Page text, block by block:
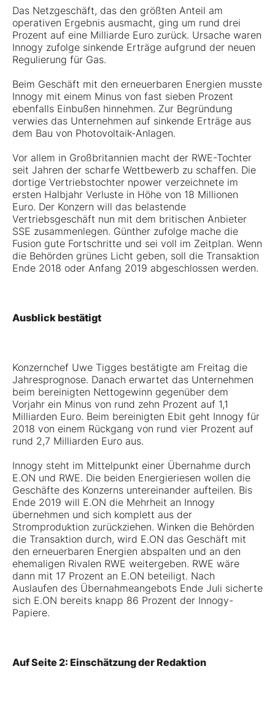
Das Netzgeschäft, das den größten Anteil am
operativen Ergebnis ausmacht, ging um rund drei
Prozent auf eine Milliarde Euro zurück. Ursache waren
Innogy zufolge sinkende Erträge aufgrund der neuen
Regulierung für Gas.
Beim Geschäft mit den erneuerbaren Energien musste
Innogy mit einem Minus von fast sieben Prozent
ebenfalls Einbußen hinnehmen. Zur Begründung
verwies das Unternehmen auf sinkende Erträge aus
dem Bau von Photovoltaik-Anlagen.
Vor allem in Großbritannien macht der RWE-Tochter
seit Jahren der scharfe Wettbewerb zu schaffen. Die
dortige Vertriebstochter npower verzeichnete im
ersten Halbjahr Verluste in Höhe von 18 Millionen
Euro. Der Konzern will das belastende
Vertriebsgeschäft nun mit dem britischen Anbieter
SSE zusammenlegen. Günther zufolge mache die
Fusion gute Fortschritte und sei voll im Zeitplan. Wenn
die Behörden grünes Licht geben, soll die Transaktion
Ende 2018 oder Anfang 2019 abgeschlossen werden.
Ausblick bestätigt
Konzernchef Uwe Tigges bestätigte am Freitag die
Jahresprognose. Danach erwartet das Unternehmen
beim bereinigten Nettogewinn gegenüber dem
Vorjahr ein Minus von rund zehn Prozent auf 1,1
Milliarden Euro. Beim bereinigten Ebit geht Innogy für
2018 von einem Rückgang von rund vier Prozent auf
rund 2,7 Milliarden Euro aus.
Innogy steht im Mittelpunkt einer Übernahme durch
E.ON und RWE. Die beiden Energieriesen wollen die
Geschäfte des Konzerns untereinander aufteilen. Bis
Ende 2019 will E.ON die Mehrheit an Innogy
übernehmen und sich komplett aus der
Stromproduktion zurückziehen. Winken die Behörden
die Transaktion durch, wird E.ON das Geschäft mit
den erneuerbaren Energien abspalten und an den
ehemaligen Rivalen RWE weitergeben. RWE wäre
dann mit 17 Prozent an E.ON beteiligt. Nach
Auslaufen des Übernahmeangebots Ende Juli sicherte
sich E.ON bereits knapp 86 Prozent der Innogy-
Papiere.
Auf Seite 2: Einschätzung der Redaktion